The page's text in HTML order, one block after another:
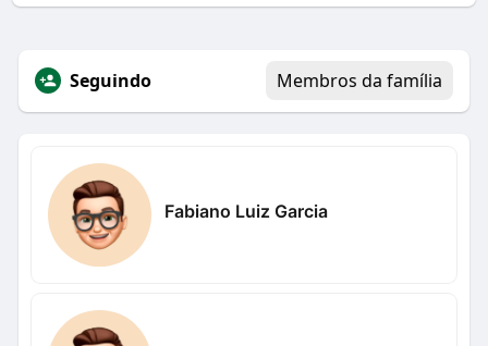
Seguindo Membros da família
Fabiano Luiz Garcia